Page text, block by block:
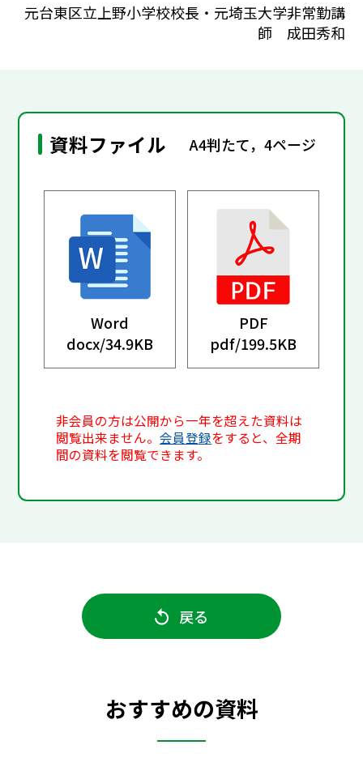
元台東区立上野小学校校長・元埼玉大学非常勤講
師 成田秀和
資料ファイル A4判たて，4ページ
Word
docx/34.9KB
PDF
pdf/199.5KB
非会員の方は公開から一年を超えた資料は
閲覧出来ません。会員登録をすると、全期
間の資料を閲覧できます。
戻る
おすすめの資料